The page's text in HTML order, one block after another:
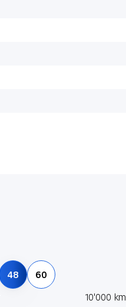
48
60
10'000 km